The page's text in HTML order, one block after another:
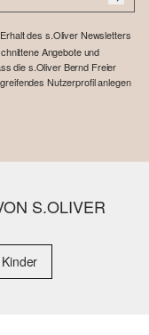
des s.Oliver Newsletters
Angebote und
die s.Oliver Bernd Freier
Nutzerprofil anlegen
S.OLIVER
Kinder